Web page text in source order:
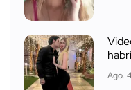
Ago.